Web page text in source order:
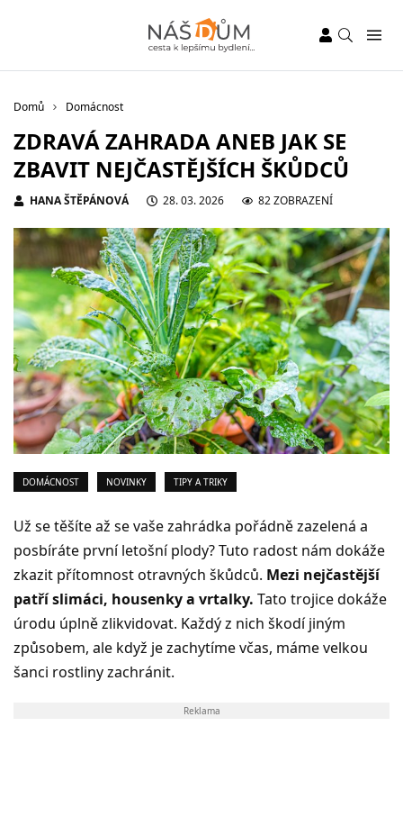
Domů Domácnost
ZDRAVÁ ZAHRADA ANEB JAK SE
ZBAVIT NEJČASTĚJŠÍCH ŠKŮDCŮ
HANA ŠTĚPÁNOVÁ 28. 03. 2026 82 ZOBRAZENÍ
DOMÁCNOST NOVINKY TIPY A TRIKY
Už se těšíte až se vaše zahrádka pořádně zazelená a
posbíráte první letošní plody? Tuto radost nám dokáže
zkazit přítomnost otravných škůdců. Mezi nejčastější
patří slimáci, housenky a vrtalky. Tato trojice dokáže
úrodu úplně zlikvidovat. Každý z nich škodí jiným
způsobem, ale když je zachytíme včas, máme velkou
šanci rostliny zachránit.
Reklama